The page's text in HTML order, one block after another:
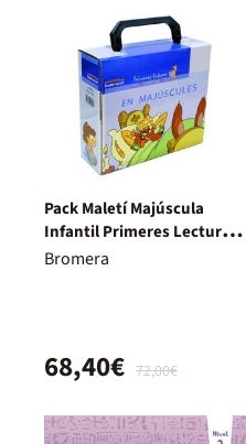
Pack Maletí Majúscula
Infantil Primeres Lectures
De Micalet
Bromera
72,00€
68,40€